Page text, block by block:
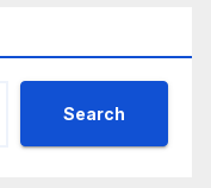
Search